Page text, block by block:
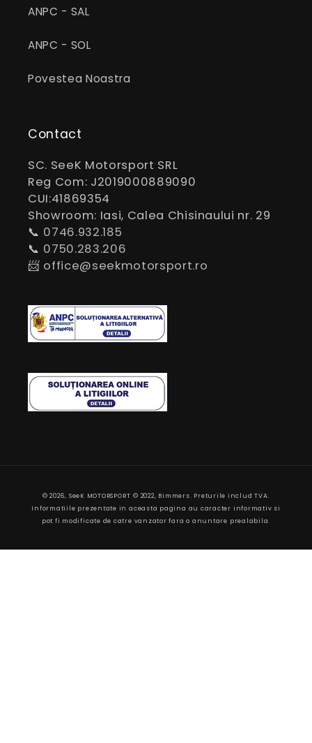
ANPC - SAL
ANPC - SOL
Povestea Noastra
Contact
SC. SeeK Motorsport SRL
Reg Com: J2019000889090
CUI:41869354
Showroom: Iasi, Calea Chisinaului nr. 29
📞 0746.932.185
📞 0750.283.206
📨 office@seekmotorsport.ro
de
plata
© 2026, SeeK MOTORSPORT © 2022, Bimmers. Preturile includ TVA.
Informatiile prezentate in aceasta pagina au caracter informativ si
pot fi modificate de catre vanzator fara o anuntare prealabila.